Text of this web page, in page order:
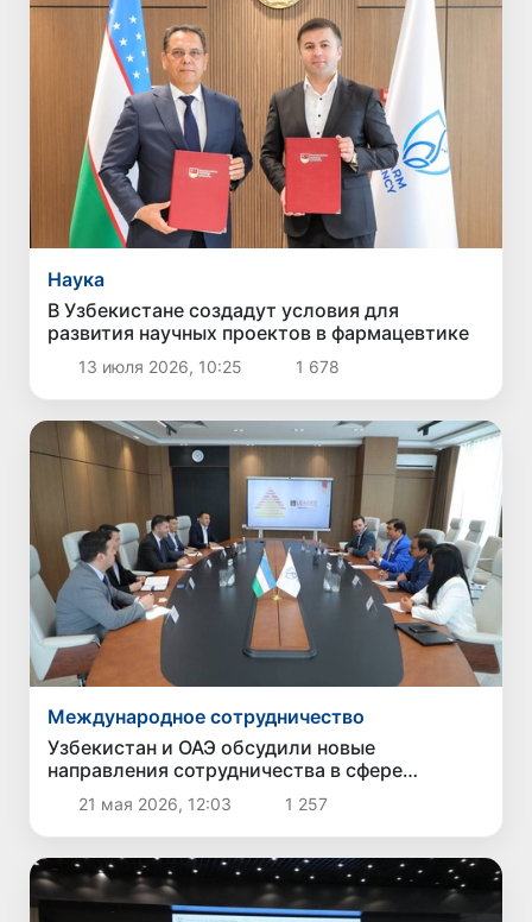
Наука
В Узбекистане создадут условия для
развития научных проектов в фармацевтике
13 июля 2026, 10:25 1 678
Международное сотрудничество
Узбекистан и ОАЭ обсудили новые
направления сотрудничества в сфере
медицины и фармацевтики
21 мая 2026, 12:03 1 257